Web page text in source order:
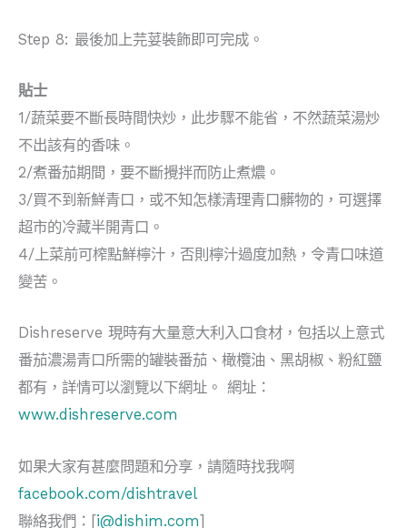
Step 8: 最後加上芫荽裝飾即可完成。
貼士
1/蔬菜要不斷長時間快炒，此步驟不能省，不然蔬菜湯炒
不出該有的香味。
2/煮番茄期間，要不斷攪拌而防止煮燶。
3/買不到新鮮青口，或不知怎樣清理青口髒物的，可選擇
超市的冷藏半開青口。
4/上菜前可榨點鮮檸汁，否則檸汁過度加熱，令青口味道
變苦。
Dishreserve 現時有大量意大利入口食材，包括以上意式
番茄濃湯青口所需的罐裝番茄、橄欖油、黑胡椒、粉紅鹽
都有，詳情可以瀏覽以下網址。 網址：
www.dishreserve.com
如果大家有甚麼問題和分享，請隨時找我啊
facebook.com/dishtravel
聯絡我們：[i@dishim.com]